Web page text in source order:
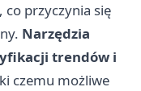
przyczynia się
Narzędzia
trendów i
czemu możliwe